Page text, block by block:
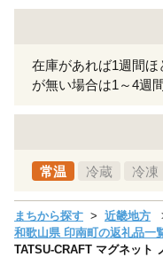
在庫があれば1週間
が無い場合は1～4週
常温 冷蔵 冷凍
まちから探す 近畿地方
和歌山県 印南町の返礼品一
TATSU-CRAFT マグネット